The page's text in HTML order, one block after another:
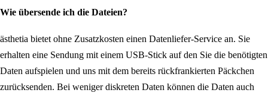
Wie übersende ich die Dateien?
ästhetia bietet ohne Zusatzkosten einen Datenliefer-Service an. Sie
erhalten eine Sendung mit einem USB-Stick auf den Sie die benötigten
Daten aufspielen und uns mit dem bereits rückfrankierten Päckchen
zurücksenden. Bei weniger diskreten Daten können die Daten auch